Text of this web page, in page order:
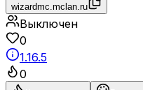
wizardmc.mclan.ru
Выключен
0
1.16.5
0